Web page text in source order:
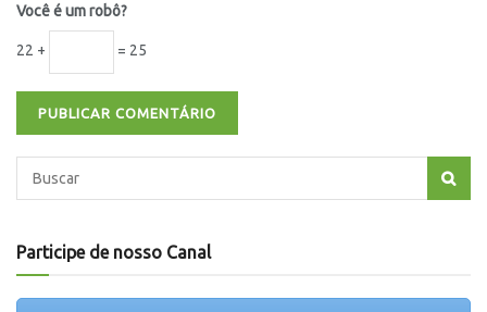
Você é um robô?
22 + = 25
Participe de nosso Canal